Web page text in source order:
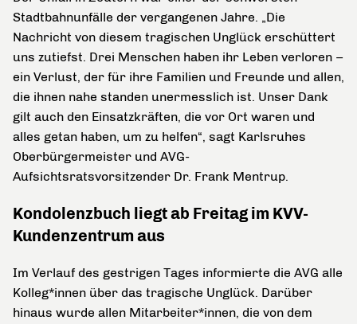
Stadtbahnunfälle der vergangenen Jahre. „Die
Nachricht von diesem tragischen Unglück erschüttert
uns zutiefst. Drei Menschen haben ihr Leben verloren –
ein Verlust, der für ihre Familien und Freunde und allen,
die ihnen nahe standen unermesslich ist. Unser Dank
gilt auch den Einsatzkräften, die vor Ort waren und
alles getan haben, um zu helfen“, sagt Karlsruhes
Oberbürgermeister und AVG-
Aufsichtsratsvorsitzender Dr. Frank Mentrup.
Kondolenzbuch liegt ab Freitag im KVV-
Kundenzentrum aus
Im Verlauf des gestrigen Tages informierte die AVG alle
Kolleg*innen über das tragische Unglück. Darüber
hinaus wurde allen Mitarbeiter*innen, die von dem